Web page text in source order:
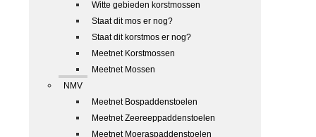
Witte gebieden korstmossen
Staat dit mos er nog?
Staat dit korstmos er nog?
Meetnet Korstmossen
Meetnet Mossen
NMV
Meetnet Bospaddenstoelen
Meetnet Zeereeppaddenstoelen
Meetnet Moeraspaddenstoelen